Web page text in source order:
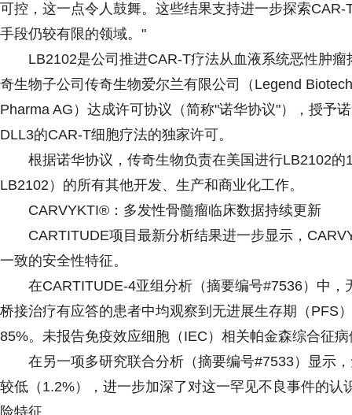
可控，这一点令人鼓舞。这些结果支持进一步探索
手段仍较有限的领域。"
LB2102是公司推进CAR-T疗法从血液系统恶性肿
奇生物子公司传奇生物爱尔兰有限公司（Legend
Pharma AG）达成许可协议（简称"诺华协议"），授予
DLL3的CAR-T细胞疗法的独家许可。
根据诺华协议，传奇生物负责在美国进行LB2102
LB2102）的所有其他开发、生产和商业化工作。
CARVYKTI®：多发性骨髓瘤临床数据持续更新
CARTITUDE项目最新分析结果进一步显示，
一致的安全性特征。
在CARTITUDE-4亚组分析（摘要编号#7536）中
桥接治疗有应答的患者中均观察到无进展生存期（PFS
85%。未报告免疫效应细胞（IEC）相关帕金森综合征病
在另一项多研究联合分析（摘要编号#7533）显示
较低（1.2%），进一步加深了对这一罕见不良事件的
险特征。